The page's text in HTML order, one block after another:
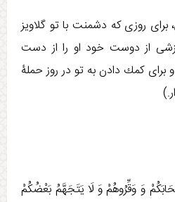
روزی که دشمنت با تو گلاویز
از دوست خود او را از دست
كمك دادن به تو در روز حملۀ
وَ وَقِّرُوهُمْ وَ لَا يَتَجَهَّمُ بَعْضُكُمْ